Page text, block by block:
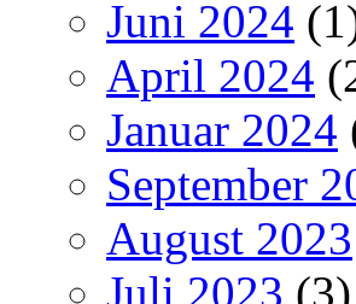
Juni 2024
April 2024
Januar 2024
September
August 2023
Juli 2023 (3)